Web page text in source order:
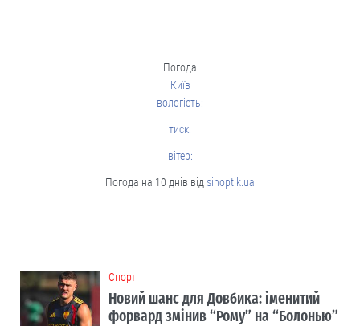
Погода
Київ
вологість:
тиск:
вітер:
Погода на 10 днів від sinoptik.ua
Cпорт
Новий шанс для Довбика: іменитий
форвард змінив “Рому” на “Болонью”